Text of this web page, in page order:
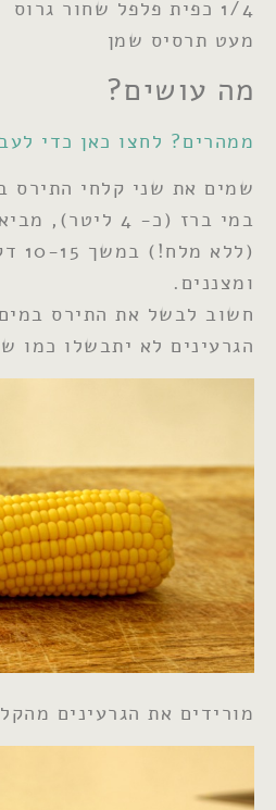
1/4 כפית פלפל שחור גרוס
מעט תרסיס שמן
מה עושים?
ממהרים? לחצו כאן כדי
שמים את שני קלחי התירס
במי ברז (כ- 4
ומצננים.
חשוב לבשל את התירס
הגרעינים לא יתבשלו כמו
מורידים את הגרעינים